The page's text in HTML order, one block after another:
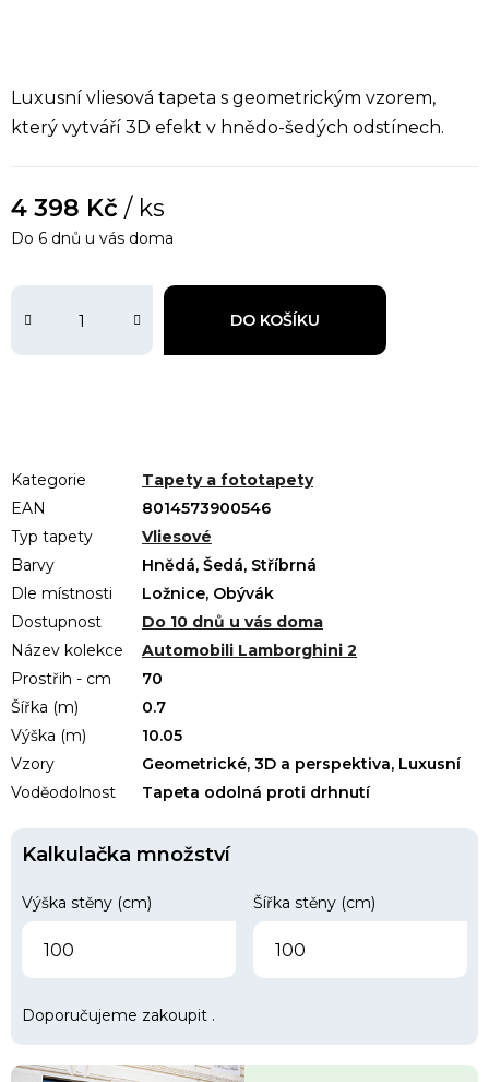
Luxusní vliesová tapeta s geometrickým vzorem,
který vytváří 3D efekt v hnědo-šedých odstínech.
4 398 Kč / ks
DO KOŠÍKU
Do 6 dnů u vás doma
Kategorie
Tapety a fototapety
EAN
8014573900546
Typ tapety
Vliesové
Barvy
Hnědá, Šedá, Stříbrná
Dle místnosti
Ložnice, Obývák
Dostupnost
Do 10 dnů u vás doma
Název kolekce
Automobili Lamborghini 2
Prostřih - cm
70
Šířka (m)
0.7
Výška (m)
10.05
Vzory
Geometrické, 3D a perspektiva, Luxusní
Voděodolnost
Tapeta odolná proti drhnutí
Kalkulačka množství
Výška stěny (cm) Šířka stěny (cm)
Doporučujeme zakoupit .